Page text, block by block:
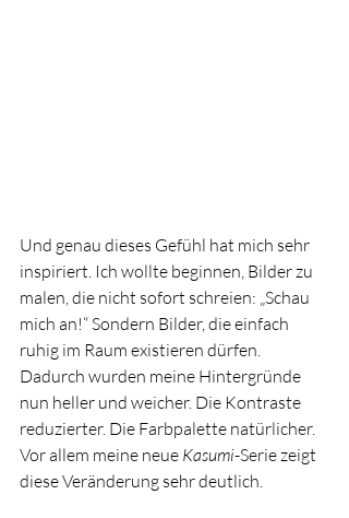
Und genau dieses Gefühl hat mich sehr
inspiriert. Ich wollte beginnen, Bilder zu
malen, die nicht sofort schreien: „Schau
mich an!“ Sondern Bilder, die einfach
ruhig im Raum existieren dürfen.
Dadurch wurden meine Hintergründe
nun heller und weicher. Die Kontraste
reduzierter. Die Farbpalette natürlicher.
Vor allem meine neue Kasumi-Serie zeigt
diese Veränderung sehr deutlich.